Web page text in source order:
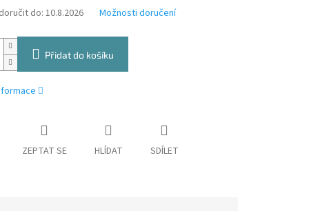
do: 10.8.2026 Možnosti doručení
Přidat do košíku
ZEPTAT SE HLÍDAT SDÍLET